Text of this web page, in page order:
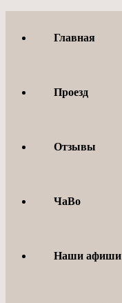
содержимомуГлавная
Проезд
Отзывы
ЧаВо
Наши афиши